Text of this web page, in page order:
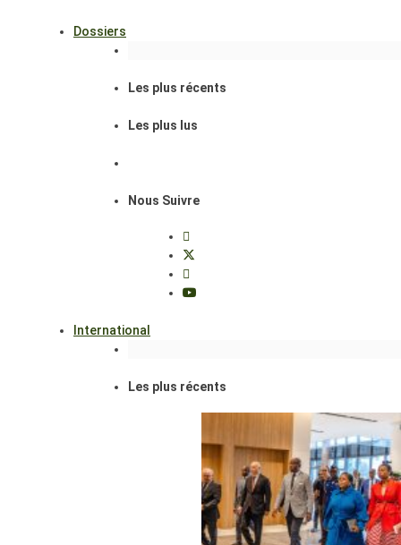
Dossiers
Les plus récents
Les plus lus
Nous Suivre
International
Les plus récents